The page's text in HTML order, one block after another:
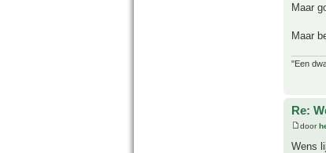
Maar
Maar
"Een
Re:
door
Wens